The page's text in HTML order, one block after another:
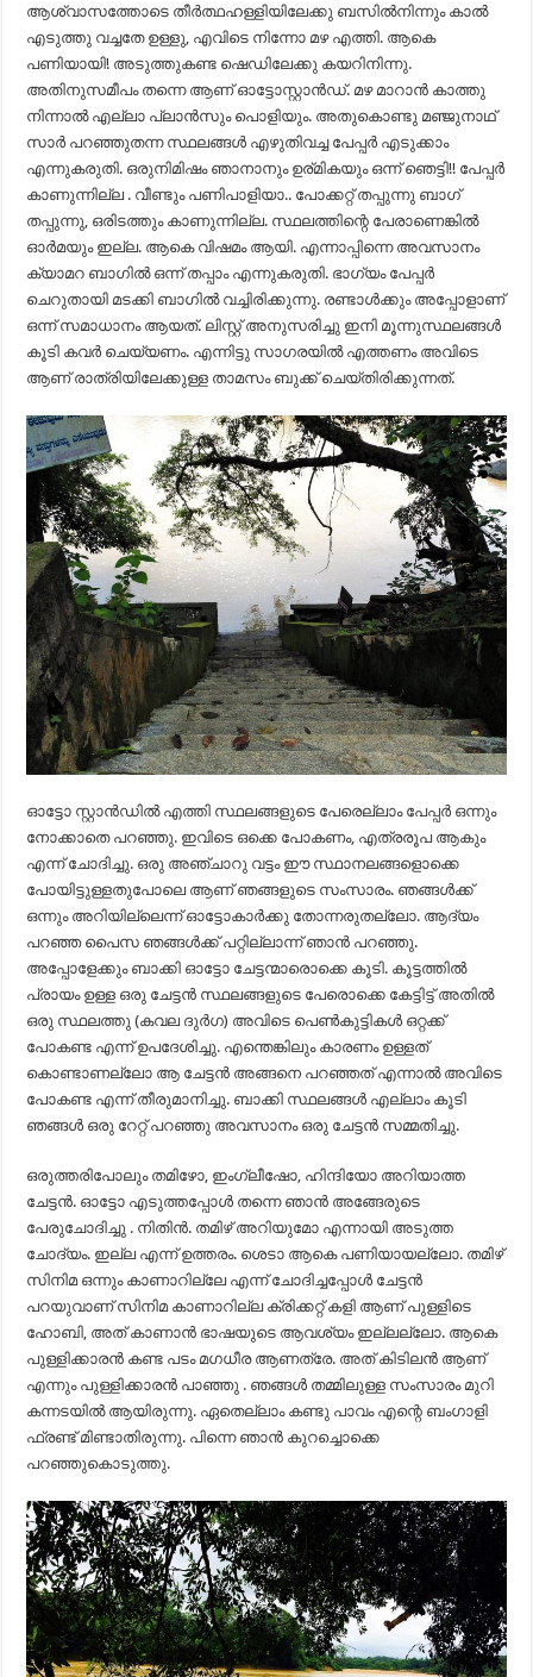
ആശ്വാസത്തോടെ തീർത്ഥഹള്ളിയിലേക്കു ബസിൽനിന്നും കാൽ
എടുത്തു വച്ചതേ ഉള്ളു, എവിടെ നിന്നോ മഴ എത്തി. ആകെ
പണിയായി! അടുത്തുകണ്ട ഷെഡിലേക്കു കയറിനിന്നു.
അതിനുസമീപം തന്നെ ആണ് ഓട്ടോസ്റ്റാൻഡ്. മഴ മാറാൻ കാത്തു
നിന്നാൽ എല്ലാ പ്ലാൻസും പൊളിയും. അതുകൊണ്ടു മഞ്ജുനാഥ്
സാർ പറഞ്ഞുതന്ന സ്ഥലങ്ങൾ എഴുതിവച്ച പേപ്പർ എടുക്കാം
എന്നുകരുതി. ഒരുനിമിഷം ഞാനാനും ഉര്മികയും ഒന്ന് ഞെട്ടി!! പേപ്പർ
കാണുന്നില്ല . വീണ്ടും പണിപാളിയാ.. പോക്കറ്റ് തപ്പുന്നു ബാഗ്
തപ്പുന്നു, ഒരിടത്തും കാണുന്നില്ല. സ്ഥലത്തിന്റെ പേരാണെങ്കിൽ
ഓർമയും ഇല്ല. ആകെ വിഷമം ആയി. എന്നാപ്പിന്നെ അവസാനം
ക്യാമറ ബാഗിൽ ഒന്ന് തപ്പാം എന്നുകരുതി. ഭാഗ്യം പേപ്പർ
ചെറുതായി മടക്കി ബാഗിൽ വച്ചിരിക്കുന്നു. രണ്ടാൾക്കും അപ്പോളാണ്
ഒന്ന് സമാധാനം ആയത്. ലിസ്റ്റ് അനുസരിച്ചു ഇനി മൂന്നുസ്ഥലങ്ങൾ
കൂടി കവർ ചെയ്യണം. എന്നിട്ടു സാഗരയിൽ എത്തണം അവിടെ
ആണ് രാത്രിയിലേക്കുള്ള താമസം ബുക്ക് ചെയ്തിരിക്കുന്നത്.
ഓട്ടോ സ്റ്റാൻഡിൽ എത്തി സ്ഥലങ്ങളുടെ പേരെല്ലാം പേപ്പർ ഒന്നും
നോക്കാതെ പറഞ്ഞു. ഇവിടെ ഒക്കെ പോകണം, എത്രരൂപ ആകും
എന്ന് ചോദിച്ചു. ഒരു അഞ്ചാറു വട്ടം ഈ സ്ഥാനലങ്ങളൊക്കെ
പോയിട്ടുള്ളതുപോലെ ആണ് ഞങ്ങളുടെ സംസാരം. ഞങ്ങൾക്ക്
ഒന്നും അറിയില്ലെന്ന് ഓട്ടോകാർക്കു തോന്നരുതല്ലോ. ആദ്യം
പറഞ്ഞ പൈസ ഞങ്ങൾക്ക് പറ്റില്ലാന്ന് ഞാൻ പറഞ്ഞു.
അപ്പോളേക്കും ബാക്കി ഓട്ടോ ചേട്ടന്മാരൊക്കെ കൂടി. കൂട്ടത്തിൽ
പ്രായം ഉള്ള ഒരു ചേട്ടൻ സ്ഥലങ്ങളുടെ പേരൊക്കെ കേട്ടിട്ട് അതിൽ
ഒരു സ്ഥലത്തു (കവല ദുർഗ) അവിടെ പെൺകുട്ടികൾ ഒറ്റക്ക്
പോകണ്ട എന്ന് ഉപദേശിച്ചു. എന്തെങ്കിലും കാരണം ഉള്ളത്
കൊണ്ടാണല്ലോ ആ ചേട്ടൻ അങ്ങനെ പറഞ്ഞത് എന്നാൽ അവിടെ
പോകണ്ട എന്ന് തീരുമാനിച്ചു. ബാക്കി സ്ഥലങ്ങൾ എല്ലാം കൂടി
ഞങ്ങൾ ഒരു റേറ്റ് പറഞ്ഞു അവസാനം ഒരു ചേട്ടൻ സമ്മതിച്ചു.
ഒരുത്തരിപോലും തമിഴോ, ഇംഗ്ലീഷോ, ഹിന്ദിയോ അറിയാത്ത
ചേട്ടൻ. ഓട്ടോ എടുത്തപ്പോൾ തന്നെ ഞാൻ അങ്ങേരുടെ
പേരുചോദിച്ചു . നിതിൻ. തമിഴ് അറിയുമോ എന്നായി അടുത്ത
ചോദ്യം. ഇല്ല എന്ന് ഉത്തരം. ശെടാ ആകെ പണിയായല്ലോ. തമിഴ്
സിനിമ ഒന്നും കാണാറില്ലേ എന്ന് ചോദിച്ചപ്പോൾ ചേട്ടൻ
പറയുവാണ് സിനിമ കാണാറില്ല ക്രിക്കറ്റ് കളി ആണ് പുള്ളിടെ
ഹോബി, അത് കാണാൻ ഭാഷയുടെ ആവശ്യം ഇല്ലല്ലോ. ആകെ
പുള്ളിക്കാരൻ കണ്ട പടം മഗധീര ആണത്രേ. അത് കിടിലൻ ആണ്
എന്നും പുള്ളിക്കാരൻ പാഞ്ഞു . ഞങ്ങൾ തമ്മിലുള്ള സംസാരം മുറി
കന്നടയിൽ ആയിരുന്നു. ഏതെല്ലാം കണ്ടു പാവം എന്റെ ബംഗാളി
ഫ്രണ്ട് മിണ്ടാതിരുന്നു. പിന്നെ ഞാൻ കുറച്ചൊക്കെ
പറഞ്ഞുകൊടുത്തു.